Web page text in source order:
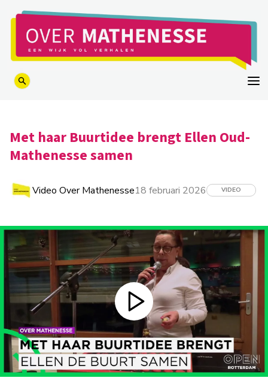
Met haar Buurtidee brengt Ellen Oud-
Mathenesse samen
Video Over Mathenesse18 februari 2026 VIDEO